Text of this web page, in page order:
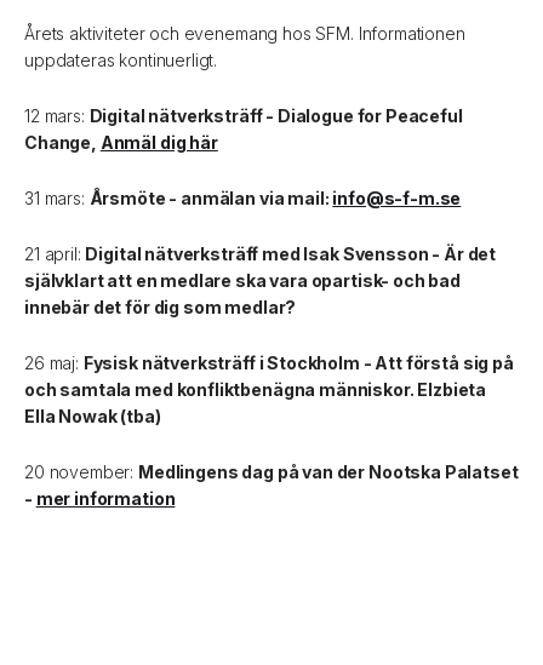
Årets aktiviteter och evenemang hos SFM. Informationen
uppdateras kontinuerligt.
12 mars: Digital nätverksträff - Dialogue for Peaceful
Change, Anmäl dig här
31 mars: Årsmöte - anmälan via mail: info@s-f-m.se
21 april: Digital nätverksträff med Isak Svensson - Är det
självklart att en medlare ska vara opartisk- och bad
innebär det för dig som medlar?
26 maj: Fysisk nätverksträff i Stockholm - Att förstå sig på
och samtala med konfliktbenägna människor. Elzbieta
Ella Nowak (tba)
20 november: Medlingens dag på van der Nootska Palatset
- mer information